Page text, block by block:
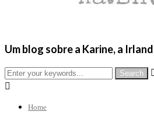
Um blog sobre a Karine, a

Home